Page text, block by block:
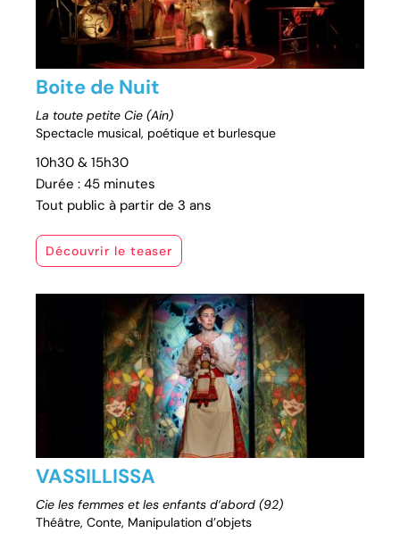
Boite de Nuit
La toute petite Cie (Ain)
Spectacle musical, poétique et burlesque
10h30 & 15h30
Durée : 45 minutes
Tout public à partir de 3 ans
Découvrir le teaser
VASSILLISSA
Cie les femmes et les enfants d’abord (92)
Théâtre, Conte, Manipulation d’objets